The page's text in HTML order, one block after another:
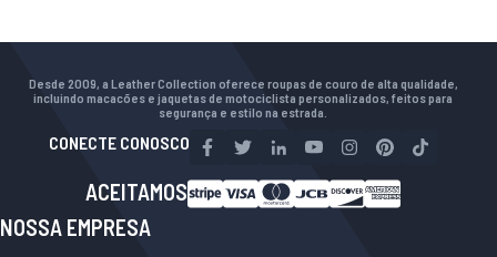
Desde 2009, a Leather Collection oferece roupas de couro de alta qualidade,
incluindo macacões e jaquetas de motociclista personalizados, feitos para
segurança e estilo na estrada.
CONECTE CONOSCO
ACEITAMOS
NOSSA EMPRESA